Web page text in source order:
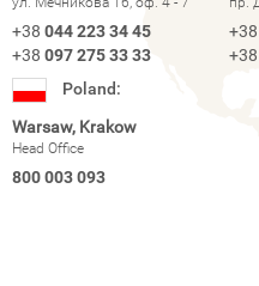
+38 044 223 34 45
+38 097 275 33 33
+38
+38
Poland:
Warsaw, Krakow
Head Office
800 003 093